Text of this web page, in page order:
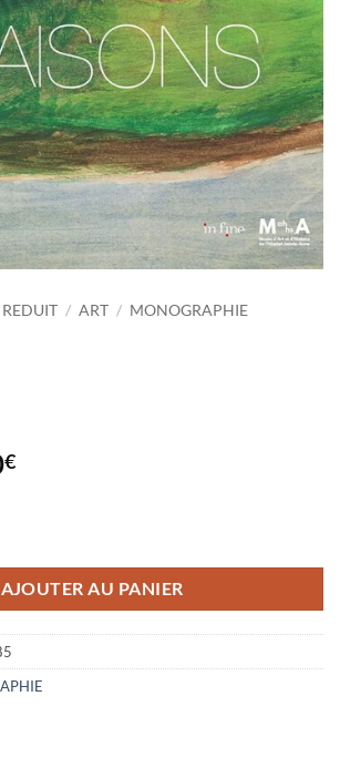
/ ART / MONOGRAPHIE
€Le
8,00€.
AJOUTER AU PANIER